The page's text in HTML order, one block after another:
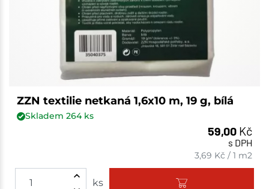
ZZN textilie netkaná 1,6x10 m, 19 g, bílá
Skladem 264ks
59,00 Kč
s DPH
3,69 Kč /1 m2
ks